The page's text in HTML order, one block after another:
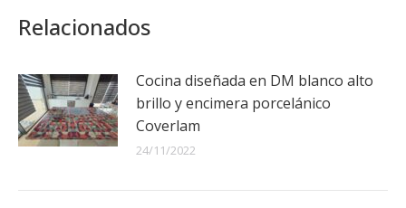
Relacionados
Cocina diseñada en DM blanco alto
brillo y encimera porcelánico
Coverlam
24/11/2022